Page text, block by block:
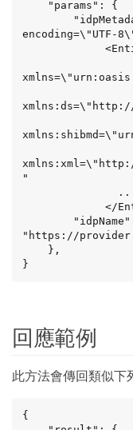
encoding=\"UTF-
xmlns:ds=\"http://
xmlns:xml=\"http://
"
"https://
}
回應範例
此方法會傳回類似下
{